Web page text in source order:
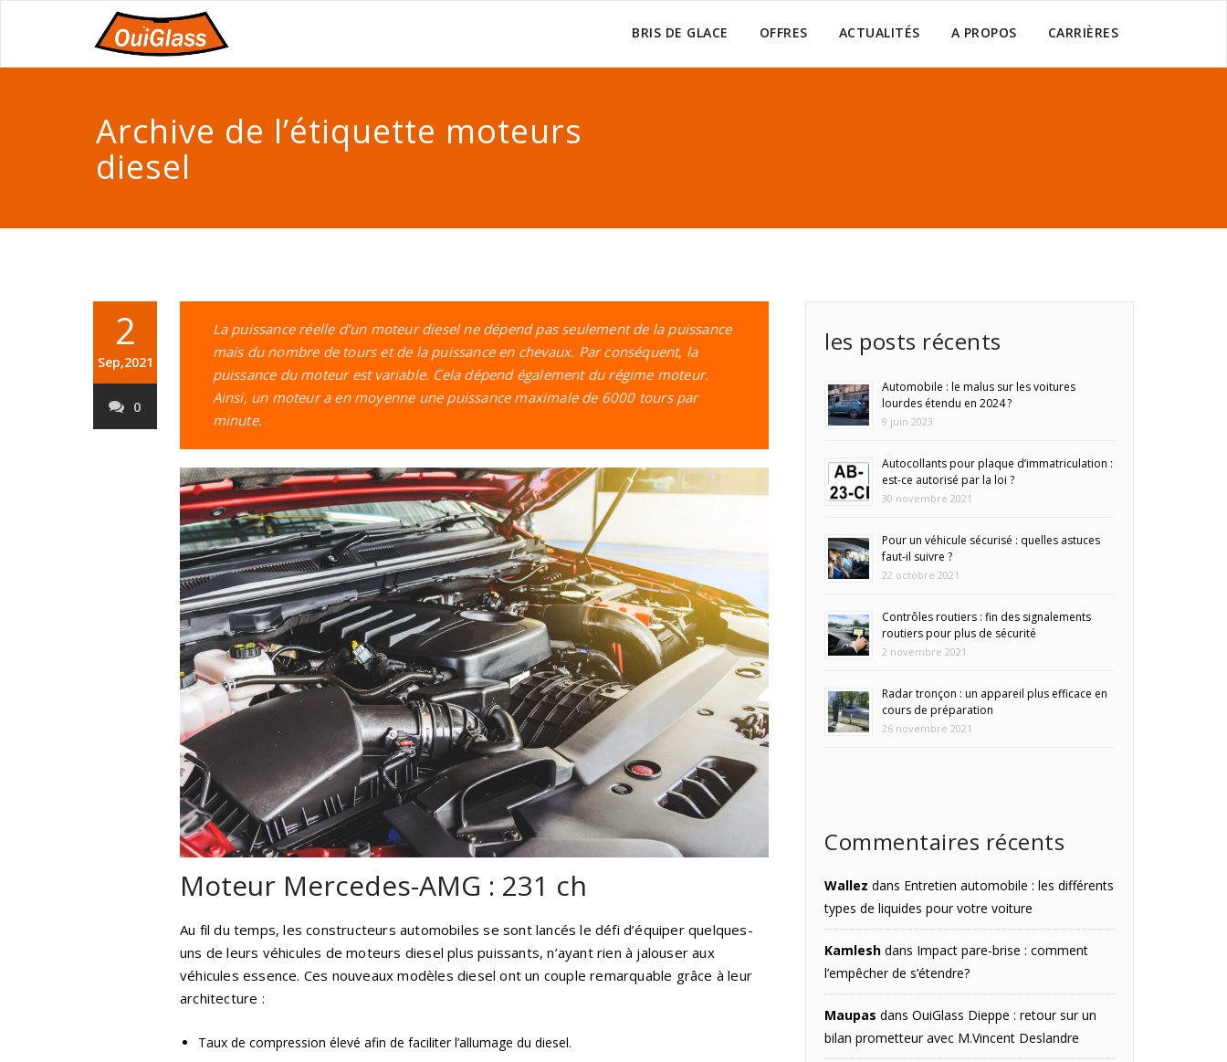
BRIS DE GLACE OFFRES ACTUALITÉS A PROPOS CARRIÈRES
Archive de l’étiquette moteurs
diesel
2
Sep,2021
0
La puissance réelle d’un moteur diesel ne dépend pas seulement de la puissance
mais du nombre de tours et de la puissance en chevaux. Par conséquent, la
puissance du moteur est variable. Cela dépend également du régime moteur.
Ainsi, un moteur a en moyenne une puissance maximale de 6000 tours par
minute.
Moteur Mercedes-AMG : 231 ch
Au fil du temps, les constructeurs automobiles se sont lancés le défi d’équiper quelques-
uns de leurs véhicules de moteurs diesel plus puissants, n’ayant rien à jalouser aux
véhicules essence. Ces nouveaux modèles diesel ont un couple remarquable grâce à leur
architecture :
Taux de compression élevé afin de faciliter l’allumage du diesel.
les posts récents
Automobile : le malus sur les voitures
lourdes étendu en 2024 ?
9 juin 2023
Autocollants pour plaque d’immatriculation :
est-ce autorisé par la loi ?
30 novembre 2021
Pour un véhicule sécurisé : quelles astuces
faut-il suivre ?
22 octobre 2021
Contrôles routiers : fin des signalements
routiers pour plus de sécurité
2 novembre 2021
Radar tronçon : un appareil plus efficace en
cours de préparation
26 novembre 2021
Commentaires récents
Wallez dans Entretien automobile : les différents
types de liquides pour votre voiture
Kamlesh dans Impact pare-brise : comment
l’empêcher de s’étendre?
Maupas dans OuiGlass Dieppe : retour sur un
bilan prometteur avec M.Vincent Deslandre